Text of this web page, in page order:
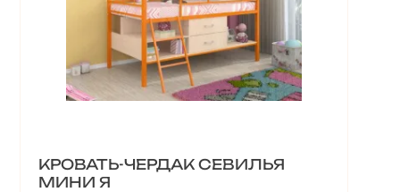
КРОВАТЬ-ЧЕРДАК СЕВИЛЬЯ
МИНИ Я